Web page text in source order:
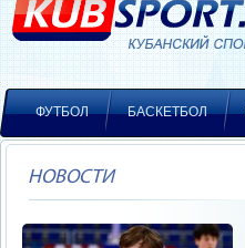
ФУТБОЛ БАСКЕТБОЛ
НОВОСТИ